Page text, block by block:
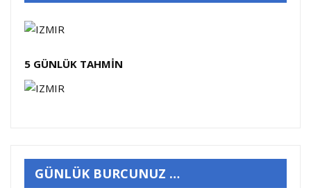
5 GÜNLÜK TAHMİN
GÜNLÜK BURCUNUZ …